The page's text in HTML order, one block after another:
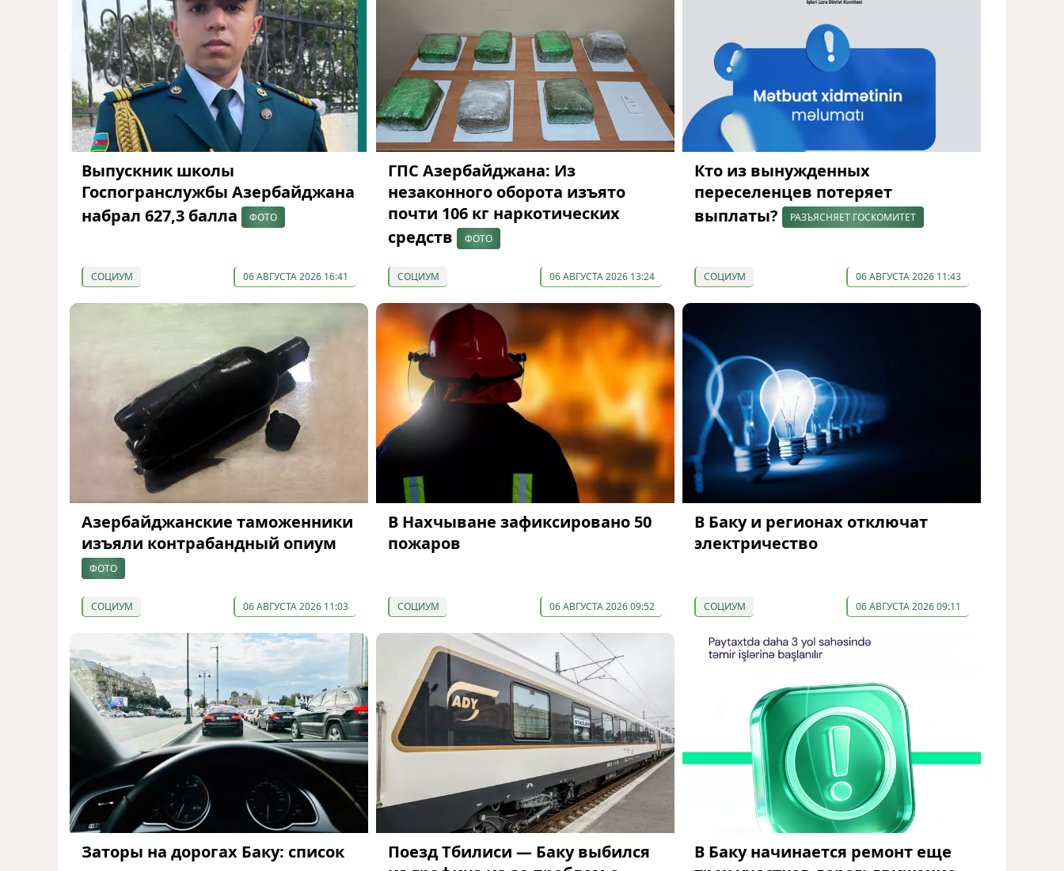
Выпускник школы
Госпогранслужбы Азербайджана
набрал 627,3 балла
ФОТО
СОЦИУМ 06 АВГУСТА 2026 16:41
ГПС Азербайджана: Из
незаконного оборота изъято
почти 106 кг наркотических
средств
ФОТО
СОЦИУМ 06 АВГУСТА 2026 13:24
Кто из вынужденных
переселенцев потеряет
выплаты?
РАЗЪЯСНЯЕТ ГОСКОМИТЕТ
СОЦИУМ 06 АВГУСТА 2026 11:43
Азербайджанские таможенники
изъяли контрабандный опиум
ФОТО
СОЦИУМ 06 АВГУСТА 2026 11:03
В Нахчыване зафиксировано 50
пожаров
СОЦИУМ 06 АВГУСТА 2026 09:52
В Баку и регионах отключат
электричество
СОЦИУМ 06 АВГУСТА 2026 09:11
Заторы на дорогах Баку: список
Поезд Тбилиси — Баку выбился
В Баку начинается ремонт еще